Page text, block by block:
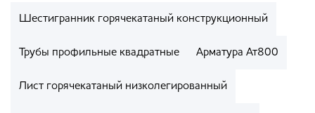
Шестигранник горячекатаный конструкционный
Трубы профильные квадратные Арматура Ат800
Лист горячекатаный низколегированный